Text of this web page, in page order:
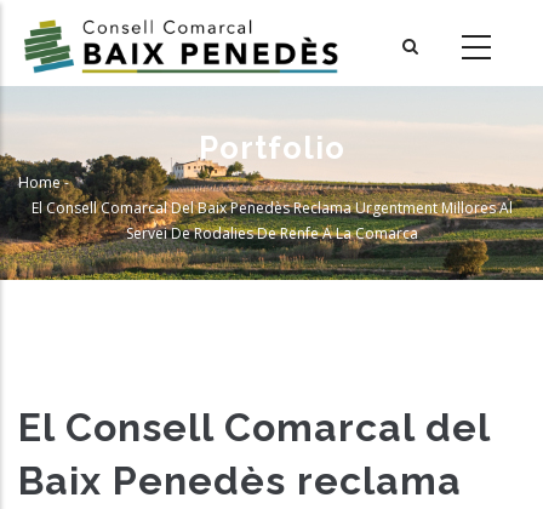
main
Portfolio
Breadcrumb
Home-
El Consell Comarcal Del Baix Penedès Reclama Urgentment Millores Al
Servei De Rodalies De Renfe A La Comarca
El Consell Comarcal del
Baix Penedès reclama